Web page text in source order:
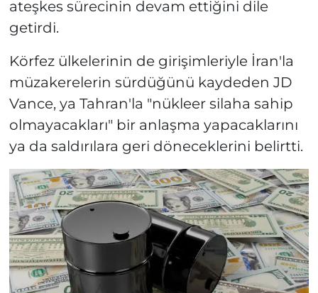
ateşkes sürecinin devam ettiğini dile
getirdi.
Körfez ülkelerinin de girişimleriyle İran'la
müzakerelerin sürdüğünü kaydeden JD
Vance, ya Tahran'la "nükleer silaha sahip
olmayacakları" bir anlaşma yapacaklarını
ya da saldırılara geri döneceklerini belirtti.